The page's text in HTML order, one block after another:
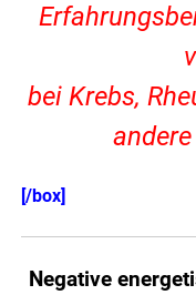
bei Krebs,
[/box]
Negative